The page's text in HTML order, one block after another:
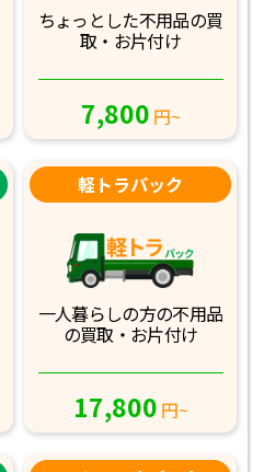
ちょっとした不用品の買
取・お片付け
7,800 円~
軽トラパック
一人暮らしの方の不用品
の買取・お片付け
17,800 円~